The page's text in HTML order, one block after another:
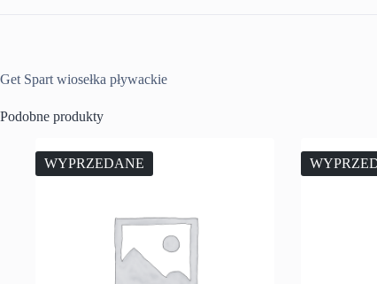
Get Spart wiosełka pływackie
Podobne produkty
WYPRZEDANE